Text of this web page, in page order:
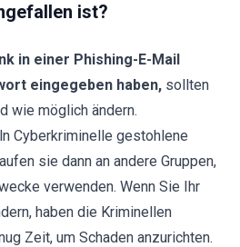
ist?
in einer Phishing-E-Mail
eingegeben haben, sollten
wie möglich ändern.
Cyberkriminelle gestohlene
sie dann an andere Gruppen,
verwenden. Wenn Sie Ihr
haben die Kriminellen
Zeit, um Schaden anzurichten.